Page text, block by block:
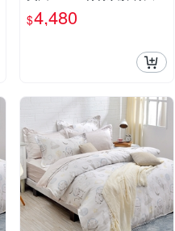
絲木漿纖維四件式兩用被床
包組
$4,480